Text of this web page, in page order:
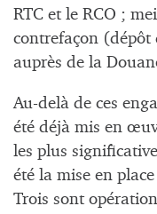
RTC et le RCO ;
contrefaçon (dépôt
auprès de la
Au-delà de ces
été déjà mis en
les plus
été la mise en
Trois sont